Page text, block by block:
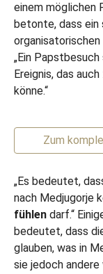
einem möglichen
betonte, dass ein
„Ein
Ereignis, das
könne.“
Zum
„Es bedeutet,
nach Medjugorje
fühlen darf.“
bedeutet, dass
glauben, was in
sie jedoch